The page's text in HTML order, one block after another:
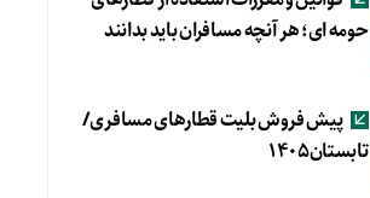
حومه ای؛ هر آنچه مسافران باید بدانند
پیش فروش بلیت قطارهای مسافری/
تابستان۱۴۰۵